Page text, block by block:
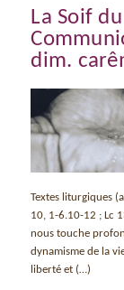
La Soif
dim.
Textes liturgiques
10, 1-6.10-12 ; Lc
nous touche
dynamisme de la
liberté et (…)